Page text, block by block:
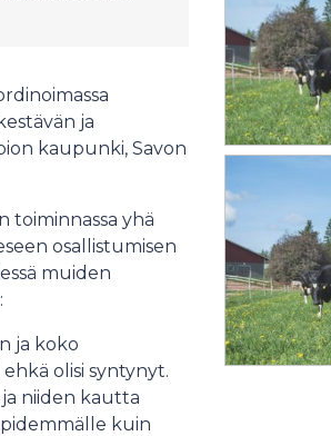
ja
kaupunki, Savon
toiminnassa yhä
osallistumisen
muiden
ja koko
olisi syntynyt.
niiden kautta
pidemmälle kuin